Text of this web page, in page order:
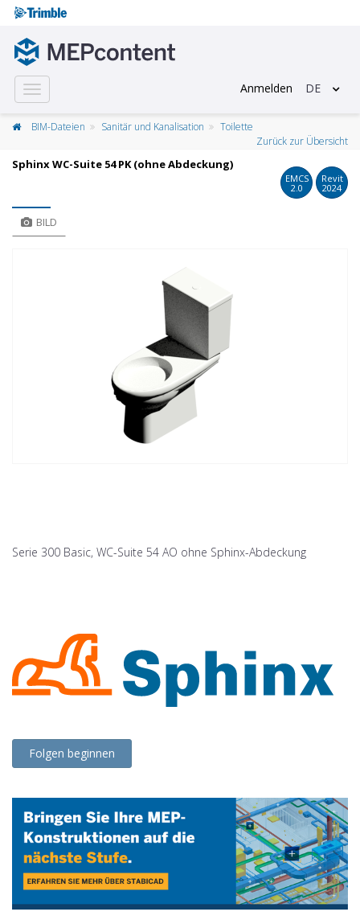
Toggle
navigation
Anmelden DE
BIM-Dateien Sanitär und Kanalisation
Toilette
Zurück zur Übersicht
Sphinx WC-Suite 54 PK (ohne Abdeckung)
EMCS
2.0
Revit
2024
BILD
Serie 300 Basic, WC-Suite 54 AO ohne Sphinx-Abdeckung
Folgen beginnen